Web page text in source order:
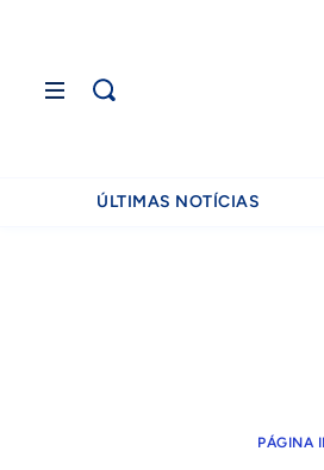
ÚLTIMAS NOTÍCIAS
PÁGINA